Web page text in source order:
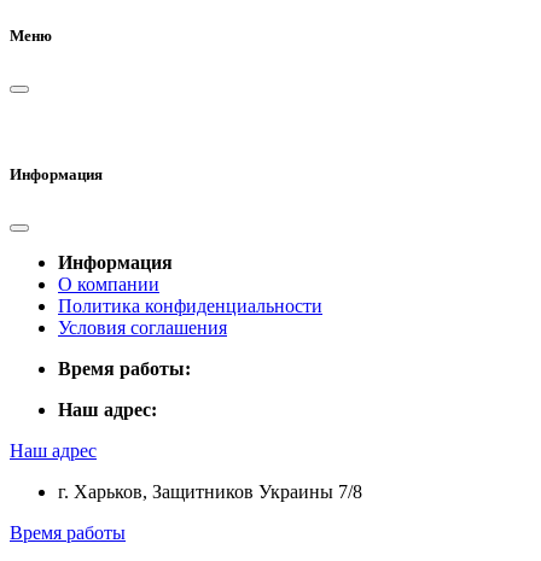
Меню
Информация
Информация
О компании
Политика конфиденциальности
Условия соглашения
Время работы:
Наш адрес:
Наш адрес
г. Харьков, Защитников Украины 7/8
Время работы